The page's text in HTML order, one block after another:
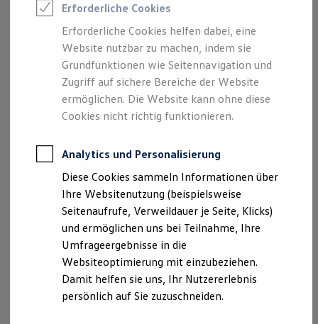
Elektroauto Leasing
Kleinwagen-Leasing
Leasing ohne Anzahlung
Finanzierung
Autokredit mit Schlussrate
Versicherungen und Garantien
Kfz-Versicherung
Restschuldversicherungen
Garantien
Professional Class bei Volkswagen
Behörden
Direktkunden
Sonderfahrzeuge
Anpfiff zum Gewinn
Elektromobilität
Elektroautos
ID. Tutorials
Elektrofahrzeugkonzepte
ID. EVERY1
Reichweite
Der Polo
Kompakt, wendig und voller Möglichkeiten.
Entdecken Sie den Polo.
Erforderliche Cookies
Erforderliche Cookies helfen dabei, eine
Website nutzbar zu machen, indem sie
Grundfunktionen wie Seitennavigation und
Zugriff auf sichere Bereiche der Website
ermöglichen. Die Website kann ohne diese
Cookies nicht richtig funktionieren.
Analytics und Personalisierung
Diese Cookies sammeln Informationen über
Ihre Websitenutzung (beispielsweise
Seitenaufrufe, Verweildauer je Seite, Klicks)
und ermöglichen uns bei Teilnahme, Ihre
Umfrageergebnisse in die
Websiteoptimierung mit einzubeziehen.
Damit helfen sie uns, Ihr Nutzererlebnis
persönlich auf Sie zuzuschneiden.